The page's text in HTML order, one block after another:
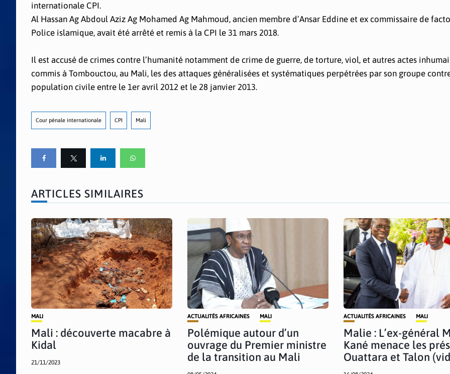
internationale CPI.
Al Hassan Ag Abdoul Aziz Ag Mohamed Ag Mahmoud, ancien membre d’Ansar Eddine et ex commissaire de
Police islamique, avait été arrêté et remis à la CPI le 31 mars 2018.
Il est accusé de crimes contre l’humanité notamment de crime de guerre, de torture, viol, et autres actes
commis à Tombouctou, au Mali, les des attaques généralisées et systématiques perpétrées par son groupe
population civile entre le 1er avril 2012 et le 28 janvier 2013.
Cour pénale internationale CPI Mali
ARTICLES SIMILAIRES
MALI
Mali : découverte macabre à
Kidal
21/11/2023
ACTUALITÉS AFRICAINES MALI
Polémique autour d’un
ouvrage du Premier ministre
de la transition au Mali
ACTUALITÉS AFRICAINES MALI
Malie : L’ex-général
Kané menace les
Ouattara et Talon